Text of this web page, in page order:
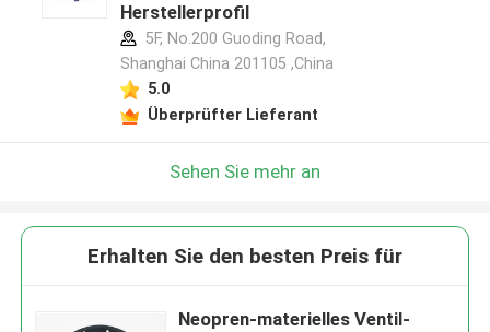
Herstellerprofil
5F, No.200 Guoding Road,
Shanghai China 201105 ,China
5.0
Überprüfter Lieferant
Sehen Sie mehr an
Erhalten Sie den besten Preis für
Neopren-materielles Ventil-